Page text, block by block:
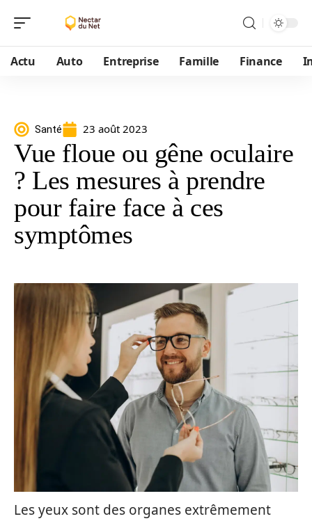
Actu Auto Entreprise Famille Finance
Santé 23 août 2023
Vue floue ou gêne oculaire
? Les mesures à prendre
pour faire face à ces
symptômes
Les yeux sont des organes extrêmement